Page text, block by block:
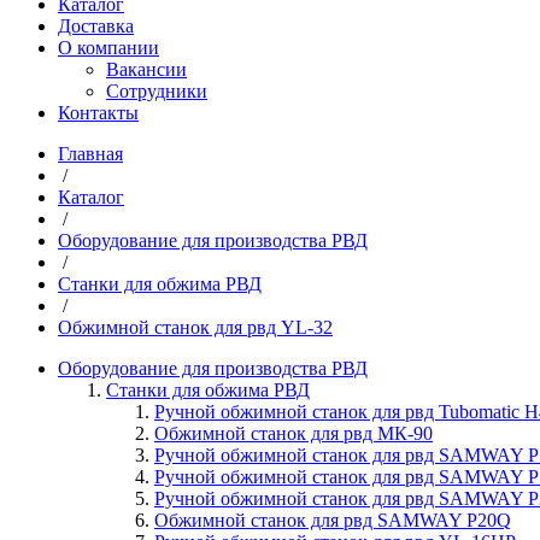
Каталог
Доставка
О компании
Вакансии
Сотрудники
Контакты
Главная
/
Каталог
/
Оборудование для производства РВД
/
Станки для обжима РВД
/
Обжимной станок для рвд YL-32
Оборудование для производства РВД
Станки для обжима РВД
Ручной обжимной станок для рвд Tubomatic
Обжимной станок для рвд МК-90
Ручной обжимной станок для рвд SAMWAY
Ручной обжимной станок для рвд SAMWAY
Ручной обжимной станок для рвд SAMWAY
Обжимной станок для рвд SAMWAY P20Q